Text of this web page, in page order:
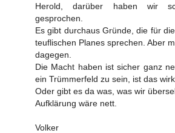
Herold, darüber haben wir
gesprochen.
Es gibt durchaus Gründe, die für
teuflischen Planes sprechen. Aber
dagegen.
Die Macht haben ist sicher ganz
ein Trümmerfeld zu sein, ist das
Oder gibt es da was, was wir
Aufklärung wäre nett.
Volker